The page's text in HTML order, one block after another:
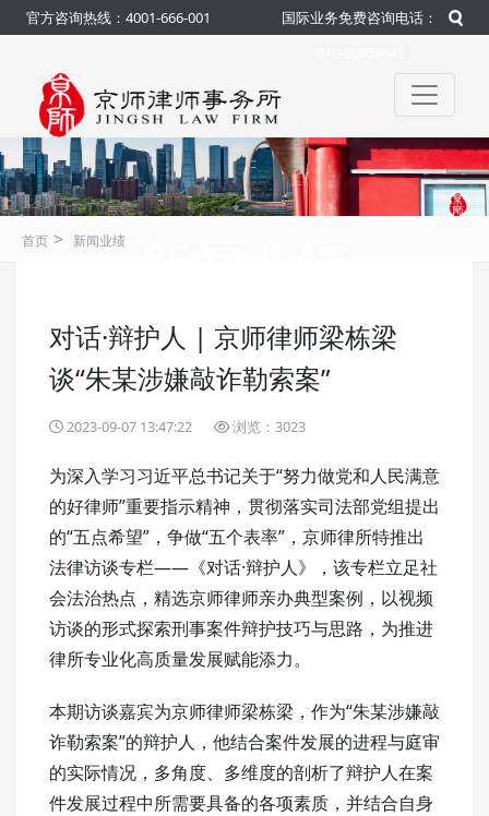
官方咨询热线：4001-666-001
国际业务免费咨询电话：
官方 咨询热线：4001-666-001
首页 > 新闻业绩
对话·辩护人 | 京师律师梁栋梁
谈“朱某涉嫌敲诈勒索案”
2023-09-07 13:47:22 浏览：3023
为深入学习习近平总书记关于“努力做党和人民满意
的好律师”重要指示精神，贯彻落实司法部党组提出
的“五点希望”，争做“五个表率”，京师律所特推出
法律访谈专栏——《对话·辩护人》，该专栏立足社
会法治热点，精选京师律师亲办典型案例，以视频
访谈的形式探索刑事案件辩护技巧与思路，为推进
律所专业化高质量发展赋能添力。
本期访谈嘉宾为京师律师梁栋梁，作为“朱某涉嫌敲
诈勒索案”的辩护人，他结合案件发展的进程与庭审
的实际情况，多角度、多维度的剖析了辩护人在案
件发展过程中所需要具备的各项素质，并结合自身